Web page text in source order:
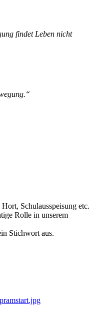
findet Leben nicht
“
Schulausspeisung etc.
Rolle in unserem
Stichwort aus.